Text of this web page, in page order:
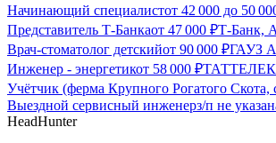
Начинающий специалистот 42 000 до 50
Представитель Т-Банкаот 47 000 ₽Т-Банк,
Врач-стоматолог детскийот 90 000 ₽ГАУЗ
Инженер - энергетикот 58 000 ₽
Учётчик (ферма Крупного Рогатого Скота,
Выездной сервисный инженерз/п не
HeadHunter